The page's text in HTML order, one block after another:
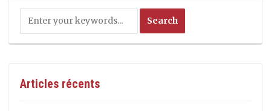
Articles récents